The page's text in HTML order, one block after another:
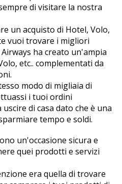
di visitare la nostra
un acquisto di Hotel, Volo,
vuoi trovare i migliori
ha creato un'ampia
etc.. complementati da
modo di migliaia di
i tuoi ordini
di casa dato che è una
tempo e soldi.
un'occasione sicura e
quei prodotti e servizi
era quella di trovare